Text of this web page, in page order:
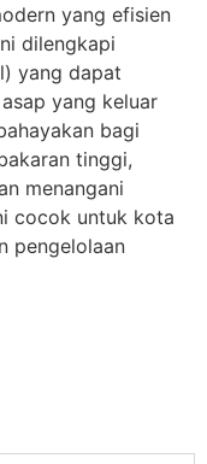
yang efisien
dilengkapi
yang dapat
yang keluar
bagi
tinggi,
menangani
cocok untuk kota
pengelolaan